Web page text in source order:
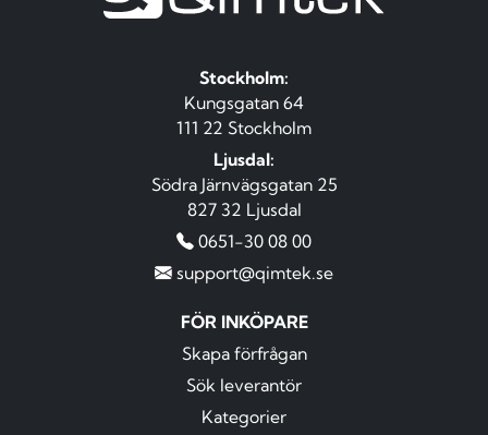
Stockholm:
Kungsgatan 64
111 22 Stockholm
Ljusdal:
Södra Järnvägsgatan 25
827 32 Ljusdal
0651-30 08 00
support@qimtek.se
FÖR INKÖPARE
Skapa förfrågan
Sök leverantör
Kategorier